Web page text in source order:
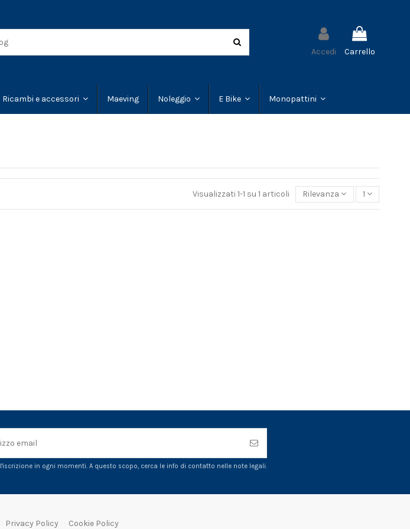
Accedi Carrello
Ricambi e accessori Maeving Noleggio E Bike Monopattini
Visualizzati 1-1 su 1 articoli Rilevanza 1
in ogni momenti. A questo scopo, cerca le info di contatto nelle note legali.
Privacy Policy Cookie Policy